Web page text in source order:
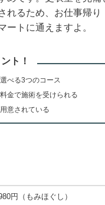
れるため、お仕事帰り
ートに通えますよ。
ト！
べる3つのコース
金で施術を受けられる
意されている
円（もみほぐし）